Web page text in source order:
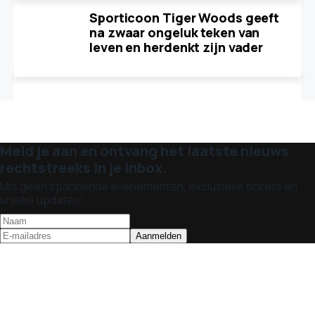
Sporticoon Tiger Woods geeft
na zwaar ongeluk teken van
leven en herdenkt zijn vader
Meld je aan en ontvang het laatste nieuws
rechtstreeks in je inbox.
Mis geen spannende evenementen, exclusieve tickets en
unieke updates!